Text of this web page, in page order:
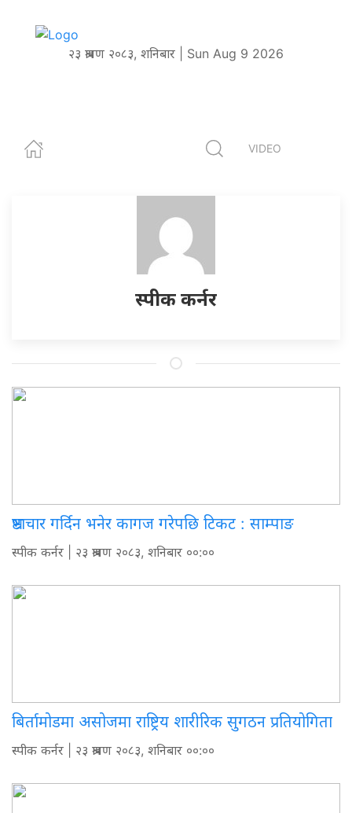
२३ श्रावण २०८३, शनिबार | Sun Aug 9 2026
VIDEO
स्पीक कर्नर
भ्रष्टाचार गर्दिन भनेर कागज गरेपछि टिकट : साम्पाङ
स्पीक कर्नर | २३ श्रावण २०८३, शनिबार ००:००
बिर्तामोडमा असोजमा राष्ट्रिय शारीरिक सुगठन प्रतियोगिता
स्पीक कर्नर | २३ श्रावण २०८३, शनिबार ००:००